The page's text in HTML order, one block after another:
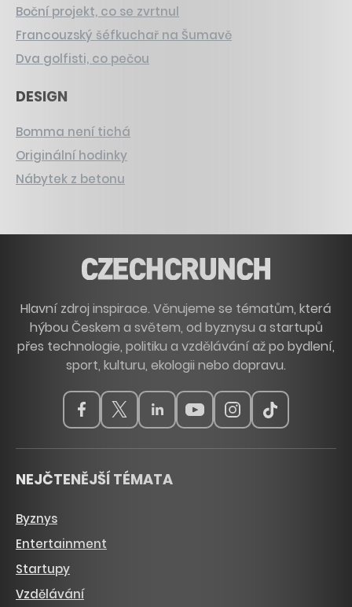
Boční projekt, co se zvrtnul
Francouzský šéfkuchař na Šumavě
Dva golfisti, co pečou
DESIGN
Bomma není tichá
Originální hodinky
Nábytek z betonu
Hlavní zdroj inspirace. Věnujeme se tématům, která
hýbou Českem a světem, od byznysu a startupů
přes technologie, politiku a vzdělávání až po bydlení,
sport, kulturu, ekologii nebo dopravu.
NEJČTENĚJŠÍ TÉMATA
Byznys
Entertainment
Startupy
Vzdělávání